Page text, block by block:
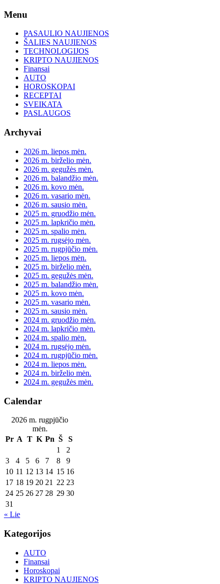
Skip
content
Menu
PASAULIO NAUJIENOS
ŠALIES NAUJIENOS
TECHNOLOGIJOS
KRIPTO NAUJIENOS
Finansai
AUTO
HOROSKOPAI
RECEPTAI
SVEIKATA
PASLAUGOS
Archyvai
2026 m. liepos mėn.
2026 m. birželio mėn.
2026 m. gegužės mėn.
2026 m. balandžio mėn.
2026 m. kovo mėn.
2026 m. vasario mėn.
2026 m. sausio mėn.
2025 m. gruodžio mėn.
2025 m. lapkričio mėn.
2025 m. spalio mėn.
2025 m. rugsėjo mėn.
2025 m. rugpjūčio mėn.
2025 m. liepos mėn.
2025 m. birželio mėn.
2025 m. gegužės mėn.
2025 m. balandžio mėn.
2025 m. kovo mėn.
2025 m. vasario mėn.
2025 m. sausio mėn.
2024 m. gruodžio mėn.
2024 m. lapkričio mėn.
2024 m. spalio mėn.
2024 m. rugsėjo mėn.
2024 m. rugpjūčio mėn.
2024 m. liepos mėn.
2024 m. birželio mėn.
2024 m. gegužės mėn.
Calendar
2026 m. rugpjūčio
mėn.
Pr A T K Pn Š
S
1
2
3
4 5 6 7 8
9
10 11 12 13 14 15 16
17 18 19 20 21 22 23
24 25 26 27 28 29 30
31
« Lie
Kategorijos
AUTO
Finansai
Horoskopai
KRIPTO NAUJIENOS